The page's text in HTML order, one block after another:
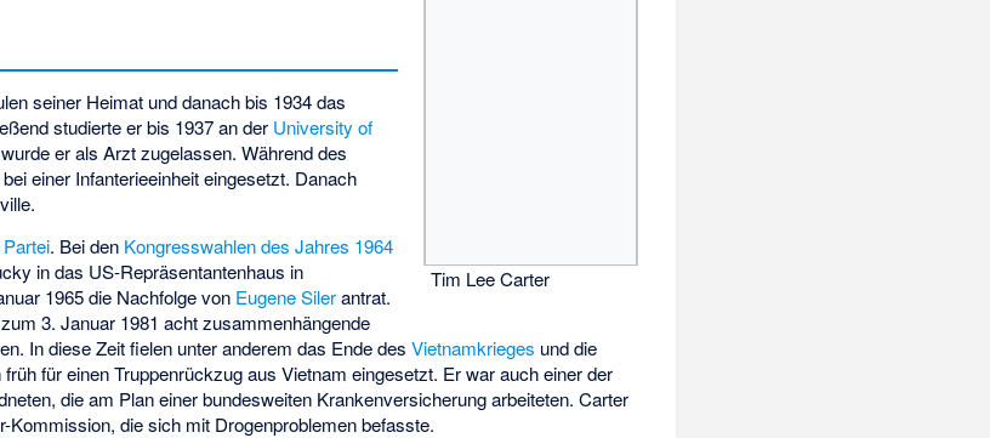
Tim Lee Carter
seiner Heimat und danach bis 1934 das
studierte er bis 1937 an der University of
er als Arzt zugelassen. Während des
einer Infanterieeinheit eingesetzt. Danach
. Bei den Kongresswahlen des Jahres 1964
in das US-Repräsentantenhaus in
1965 die Nachfolge von Eugene Silerantrat.
3. Januar 1981 acht zusammenhängende
In diese Zeit fielen unter anderem das Ende desVietnamkrieges und die
für einen Truppenrückzug aus Vietnam eingesetzt. Er war auch einer der
die am Plan einer bundesweiten Krankenversicherung arbeiteten. Carter
Kommission, die sich mit Drogenproblemen befasste.